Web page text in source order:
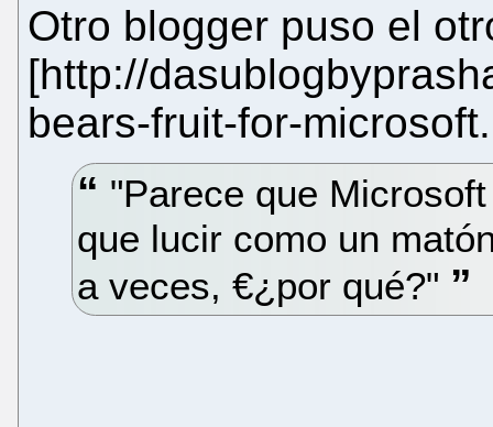
Otro blogger puso el
[http://
bears-fruit-for-
"Parece que
que lucir como un
a veces, €¿por qué?"